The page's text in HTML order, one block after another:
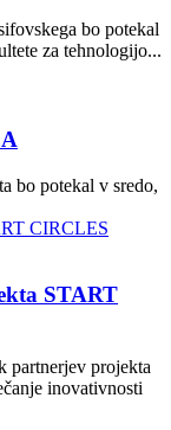
bo potekal
za tehnologijo...
bo potekal v sredo,
START
partnerjev projekta
inovativnosti